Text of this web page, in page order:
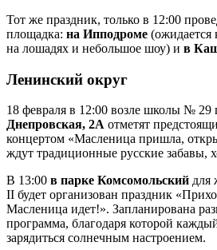
Тот же праздник, только в 12:00
площадка: на Ипподроме (ожидается
на лошадях и небольшое шоу) и в
Ленинский округ
18 февраля в 12:00 возле школы № 29
Днепровская, 2А отметят
концертом «Масленица пришла,
ждут традиционные русские забавы,
В 13:00 в парке Комсомольский для
II будет организован праздник
Масленица идет!». Запланирована
программа, благодаря которой
зарядиться солнечным настроением.